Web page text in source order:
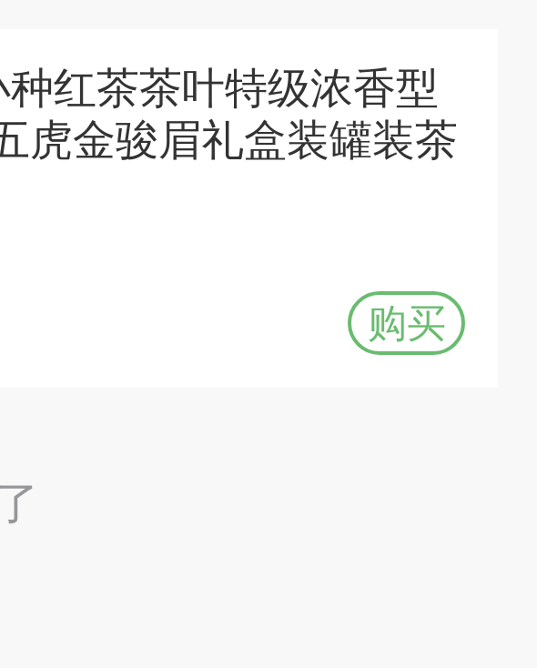
红茶茶叶特级浓香型
虎金骏眉礼盒装罐装茶
购买